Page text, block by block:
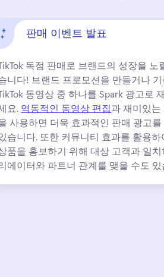
판매 이벤트 발표
독점 판매로 브랜드의 성장을 노
니다! 브랜드 프로모션을 만들거나 기
동영상 중 하나를 Spark 광고로
요. 역동적인 동영상 편집과 재미있는
사용하면 더욱 효과적인 판매 광고를
습니다. 또한 커뮤니티 효과를 활용하
품을 홍보하기 위해 대상 고객과 일치
에이터와 파트너 관계를 맺을 수도 있